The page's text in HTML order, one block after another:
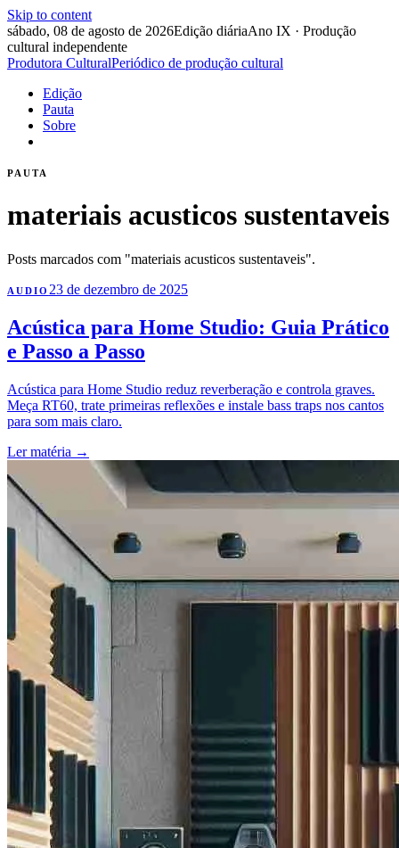
Skip to content
sábado, 08 de agosto de 2026Edição diáriaAno IX · Produção
cultural independente
Produtora CulturalPeriódico de produção cultural
Edição
Pauta
Sobre
PAUTA
materiais acusticos sustentaveis
Posts marcados com "materiais acusticos sustentaveis".
AUDIO 23 de dezembro de 2025
Acústica para Home Studio: Guia Prático
e Passo a Passo
Acústica para Home Studio reduz reverberação e controla graves.
Meça RT60, trate primeiras reflexões e instale bass traps nos cantos
para som mais claro.
Ler matéria →